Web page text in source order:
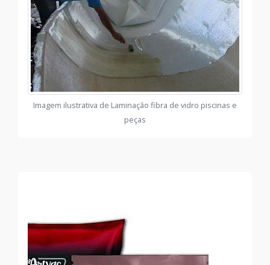
Imagem ilustrativa de Laminação fibra de vidro piscinas e
peças